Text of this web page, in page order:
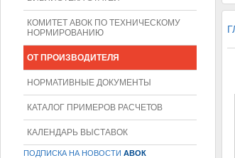
КОМИТЕТ АВОК ПО ТЕХНИЧЕСКОМУ
НОРМИРОВАНИЮ
ОТ ПРОИЗВОДИТЕЛЯ
НОРМАТИВНЫЕ ДОКУМЕНТЫ
КАТАЛОГ ПРИМЕРОВ РАСЧЕТОВ
КАЛЕНДАРЬ ВЫСТАВОК
ПОДПИСКА НА НОВОСТИ АВОК